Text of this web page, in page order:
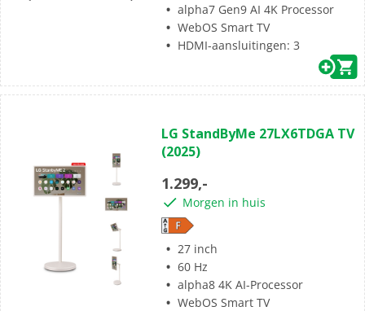
alpha7 Gen9 AI 4K Processor
WebOS Smart TV
HDMI-aansluitingen: 3
van
de
sterren.
7
beoordelingen
LG StandByMe 27LX6TDGA TV
(2025)
1.299,-
Morgen in huis
27 inch
60 Hz
alpha8 4K AI-Processor
WebOS Smart TV